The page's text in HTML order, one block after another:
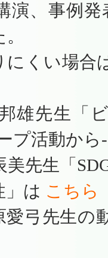
、事例発
くい場合
雄先生「
プ活動か
美先生「
」は こちら
弓先生の